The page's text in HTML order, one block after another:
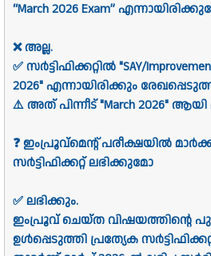
“March 2026 Exam”
❌ അല്ല.
✅ സർട്ടിഫിക്കറ്റിൽ "SAY/
2026" എന്നായിരിക്കും
⚠️ അത് പിന്നീട് "March 2026" ആയി
❓ ഇംപ്രൂവ്മെന്റ് പരീക്ഷയിൽ
സർട്ടിഫിക്കറ്റ് ലഭിക്കുമോ
✅ ലഭിക്കും.
ഇംപ്രൂവ് ചെയ്ത വിഷയത്തിന്റെ
ഉൾപ്പെടുത്തി പ്രത്യേക